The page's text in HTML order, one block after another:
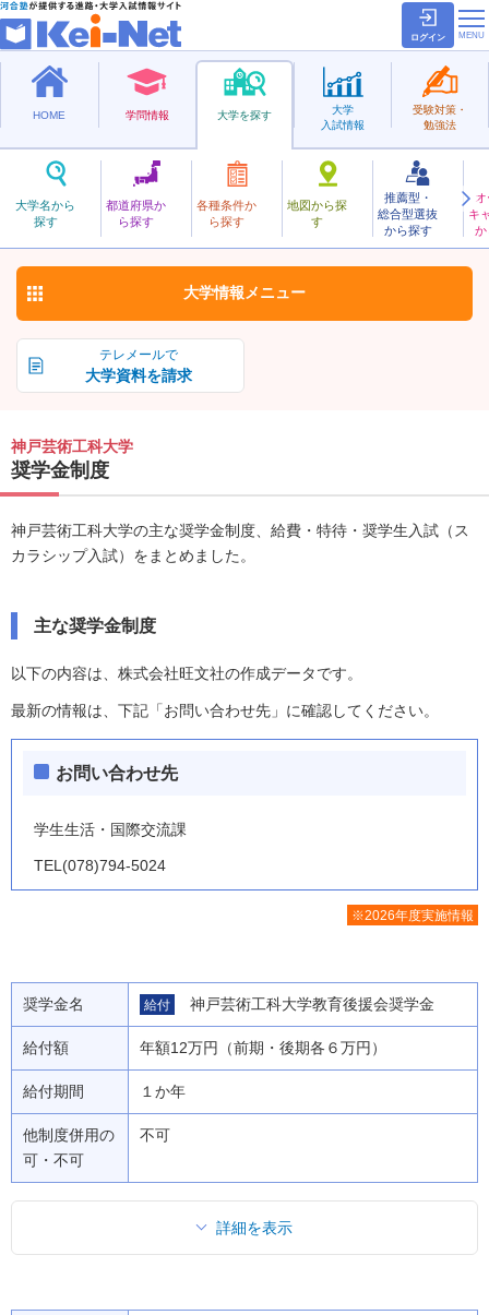
ログイン
HOME 学問情報 大学を探す
大学名から
探す
都道府県か
ら探す
各種条件か
ら探す
地図から探
す
推薦型・
総合型選抜
から探す
キ
か
大学
入試情報
受験対策・
勉強法
私立
こうべげいじゅつこうか
神戸芸術工科大学 お気に入り
テレメールで
大学資料を請求
大学情報 メニュー
神戸芸術工科大学
奨学金制度
神戸芸術工科大学の主な奨学金制度、給費・特待・奨学生入試（ス
カラシップ入試）をまとめました。
主な奨学金制度
以下の内容は、株式会社旺文社の作成データです。
最新の情報は、下記「お問い合わせ先」に確認してください。
お問い合わせ先
学生生活・国際交流課
TEL(078)794-5024
※2026年度実施情報
奨学金名 給付 神戸芸術工科大学教育後援会奨学金
給付額 年額12万円（前期・後期各６万円）
給付期間 １か年
他制度併用の
可・不可
不可
詳細を表示